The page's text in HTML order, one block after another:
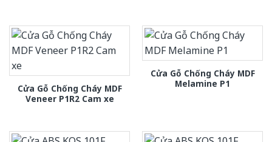
Cửa Gỗ Chống Cháy MDF
Veneer P1R2 Cam xe
Cửa Gỗ Chống Cháy MDF
Melamine P1